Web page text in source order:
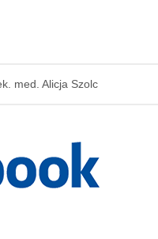
med. Alicja Szolc